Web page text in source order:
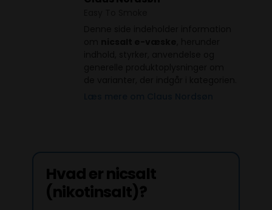
Hvad ernicsalt
(nikotinsalt)?